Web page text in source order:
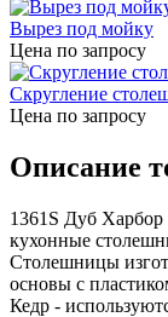
Вырез под мойку
Цена по запросу
Скругление
Цена по запросу
Описание
1361S Дуб Харбор
кухонные
Столешницы
основы с
Кедр -